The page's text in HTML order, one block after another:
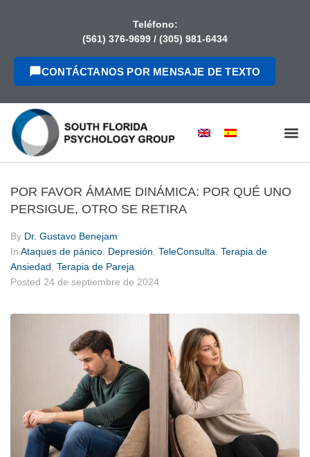
Teléfono:
(561) 376-9699 / (305) 981-6434
CONTÁCTANOS POR MENSAJE DE TEXTO
POR FAVOR ÁMAME DINÁMICA: POR QUÉ UNO
PERSIGUE, OTRO SE RETIRA
By Dr. Gustavo Benejam
In Ataques de pánico Depresión TeleConsulta Terapia de
Ansiedad Terapia de Pareja
Posted 24 de septiembre de 2024